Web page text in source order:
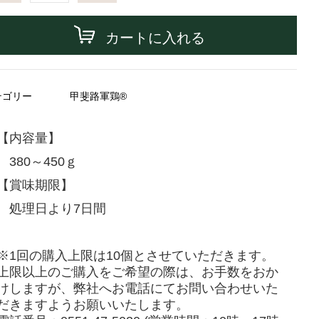
カートに入れる
ゴリー 甲斐路軍鶏®
内容量】
～450ｇ
賞味期限】
理日より7日間
回の購入上限は10個とさせていただきます。
限以上のご購入をご希望の際は、お手数をおか
しますが、弊社へお電話にてお問い合わせいた
きますようお願いいたします。